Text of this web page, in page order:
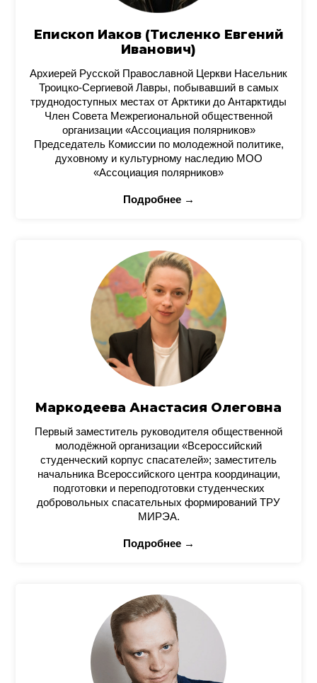
Епископ Иаков (Тисленко Евгений
Иванович)
Архиерей Русской Православной Церкви Насельник
Троицко-Сергиевой Лавры, побывавший в самых
труднодоступных местах от Арктики до Антарктиды
Член Совета Межрегиональной общественной
организации «Ассоциация полярников»
Председатель Комиссии по молодежной политике,
духовному и культурному наследию МОО
«Ассоциация полярников»
Подробнее →
Маркодеева Анастасия Олеговна
Первый заместитель руководителя общественной
молодёжной организации «Всероссийский
студенческий корпус спасателей»; заместитель
начальника Всероссийского центра координации,
подготовки и переподготовки студенческих
добровольных спасательных формирований ТРУ
МИРЭА.
Подробнее →